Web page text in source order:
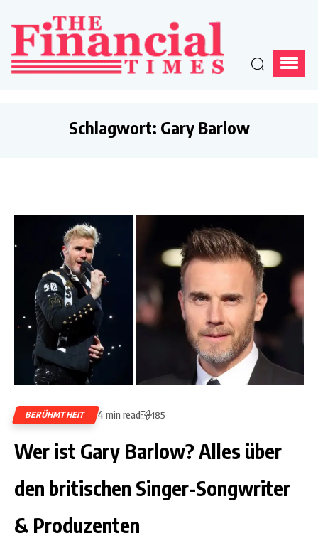
Schlagwort: Gary Barlow
BERÜHMTHEIT 4 min read 185
Wer ist Gary Barlow? Alles über
den britischen Singer-Songwriter
& Produzenten